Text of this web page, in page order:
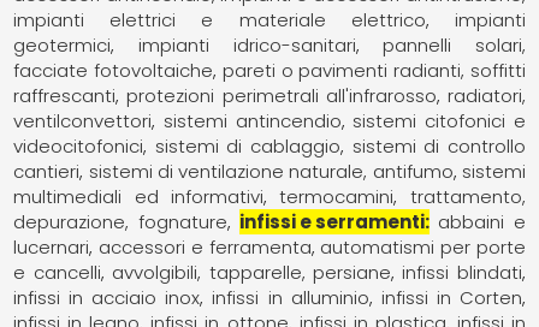
impianti elettrici e materiale elettrico
impianti
geotermici
impianti idrico-sanitari
pannelli solari,
facciate fotovoltaiche pareti o pavimenti radianti, soffitti
raffrescanti protezioni perimetrali all'infrarosso radiatori,
ventilconvettori sistemi antincendio sistemi citofonici e
videocitofonici sistemi di cablaggio sistemi di controllo
cantieri sistemi di ventilazione naturale, antifumo sistemi
multimediali ed informativi
termocamini
trattamento,
depurazione, fognature infissi e serramenti abbaini e
lucernari accessori e ferramenta automatismi per porte
e cancelli avvolgibili, tapparelle, persiane infissi blindati
infissi in acciaio inox infissi in alluminio infissi in Corten